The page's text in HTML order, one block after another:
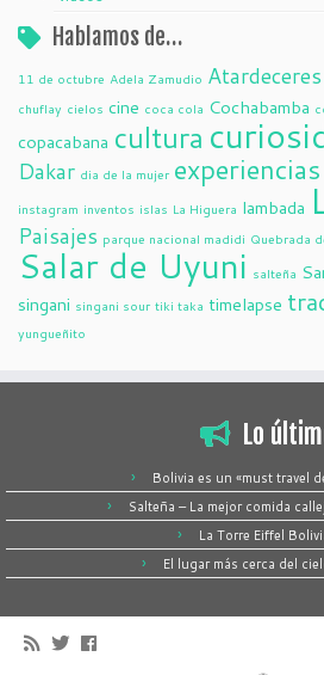
Hablamos de…
11 de octubre Adela Zamudio Atardeceres
chuflay cielos cine coca cola Cochabamba
copacabana cultura
Dakar dia de la mujer experiencias
instagram inventos islas La Higuera lambada
Paisajes parque nacional madidi Quebrada
Salar de Uyuni salteña
singani singani sour tiki taka timelapse
yungueñito
Lo
Bolivia es un «must travel
Salteña – La mejor comida
La Torre Eiffel
El lugar más cerca del